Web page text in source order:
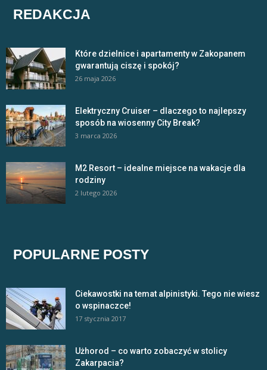
REDAKCJA
Które dzielnice i apartamenty w Zakopanem
gwarantują ciszę i spokój?
26 maja 2026
Elektryczny Cruiser – dlaczego to najlepszy
sposób na wiosenny City Break?
3 marca 2026
M2 Resort – idealne miejsce na wakacje dla
rodziny
2 lutego 2026
POPULARNE POSTY
Ciekawostki na temat alpinistyki. Tego nie wiesz
o wspinaczce!
17 stycznia 2017
Użhorod – co warto zobaczyć w stolicy
Zakarpacia?